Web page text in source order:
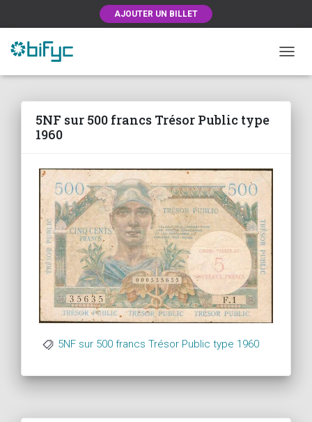
AJOUTER UN BILLET
5NF sur 500 francs Trésor Public type
1960
5NF sur 500 francs Trésor Public type 1960